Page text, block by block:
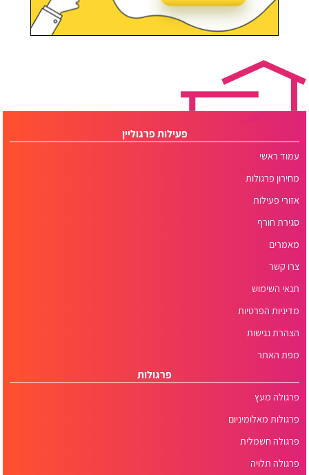
פעילות פרגוליין
עמוד ראשי
מחירון פרגולות
אזורי פעילות
סגירת חורף
מאמרים
צרו קשר
תנאי השימוש
מדיניות הפרטיות
הצהרת נגישות
מפת האתר
פרגולות
פרגולה מעץ
פרגולות מאלומיניום
פרגולה חשמלית
פרגולה תלויה